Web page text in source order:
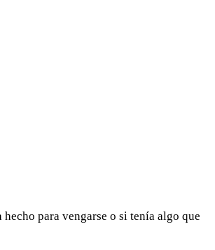
para vengarse o si tenía algo que